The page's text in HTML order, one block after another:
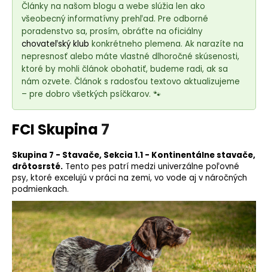
Články na našom blogu a webe slúžia len ako
všeobecný informatívny prehľad. Pre odborné
poradenstvo sa, prosím, obráťte na oficiálny
chovateľský klub konkrétneho plemena. Ak narazíte na
nepresnosť alebo máte vlastné dlhoročné skúsenosti,
ktoré by mohli článok obohatiť, budeme radi, ak sa
nám ozvete. Článok s radosťou textovo aktualizujeme
– pre dobro všetkých psíčkarov. 🐾
FCI Skupina 7
Skupina 7 - Stavače, Sekcia 1.1 - Kontinentálne stavače,
drôtosrsté. Tento pes patrí medzi univerzálne poľovné
psy, ktoré excelujú v práci na zemi, vo vode aj v náročných
podmienkach.
á
j
ť
?
HĽADAŤ